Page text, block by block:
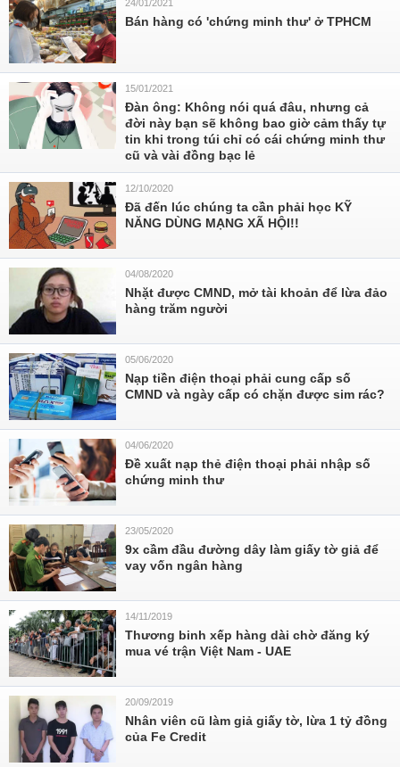
24/01/2021
Bán hàng có 'chứng minh thư' ở TPHCM
15/01/2021
Đàn ông: Không nói quá đâu, nhưng cả
đời này bạn sẽ không bao giờ cảm thấy tự
tin khi trong túi chỉ có cái chứng minh thư
cũ và vài đồng bạc lẻ
12/10/2020
Đã đến lúc chúng ta cần phải học KỸ
NĂNG DÙNG MẠNG XÃ HỘI!!
04/08/2020
Nhặt được CMND, mở tài khoản để lừa đảo
hàng trăm người
05/06/2020
Nạp tiền điện thoại phải cung cấp số
CMND và ngày cấp có chặn được sim rác?
04/06/2020
Đề xuất nạp thẻ điện thoại phải nhập số
chứng minh thư
23/05/2020
9x cầm đầu đường dây làm giấy tờ giả để
vay vốn ngân hàng
14/11/2019
Thương binh xếp hàng dài chờ đăng ký
mua vé trận Việt Nam - UAE
20/09/2019
Nhân viên cũ làm giả giấy tờ, lừa 1 tỷ đồng
của Fe Credit